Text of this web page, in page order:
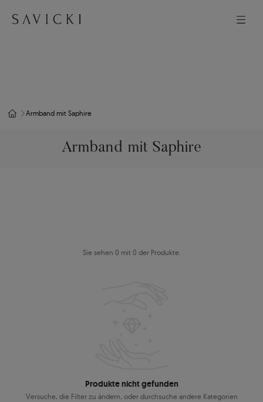
Armband mit Saphire
Armband mit Saphire
Sie sehen 0 mit 0 der Produkte.
Produkte nicht gefunden
Versuche, die Filter zu ändern, oder durchsuche andere Kategorien